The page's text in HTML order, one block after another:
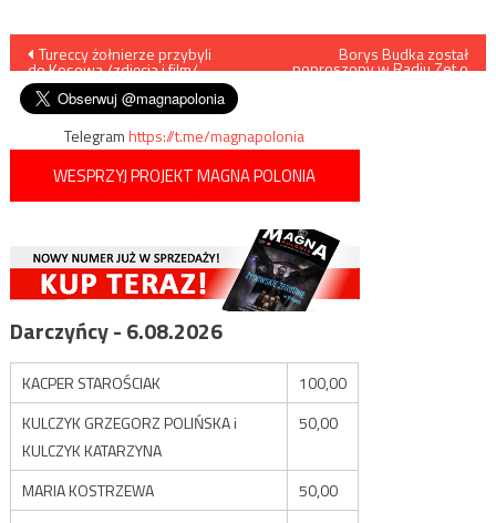
Nawigacja
wpisu
Tureccy żołnierze przybyli
do Kosowa /zdjęcia i film/
Borys Budka został
poproszony w Radiu Zet o
Telegramhttps://t.me/magnapolonia
WESPRZYJ PROJEKT MAGNA POLONIA
Darczyńcy - 6.08.2026
KACPER STAROŚCIAK
100,00
KULCZYK GRZEGORZ POLIŃSKA i
KULCZYK KATARZYNA
50,00
MARIA KOSTRZEWA
50,00